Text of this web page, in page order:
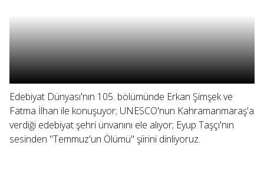
Edebiyat Dünyası'nın 105. bölümünde Erkan Şimşek ve
Fatma İlhan ile konuşuyor; UNESCO'nun Kahramanmaraş'a
verdiği edebiyat şehri ünvanını ele alıyor; Eyup Taşçı'nın
sesinden "Temmuz'un Ölümü" şiirini dinliyoruz.